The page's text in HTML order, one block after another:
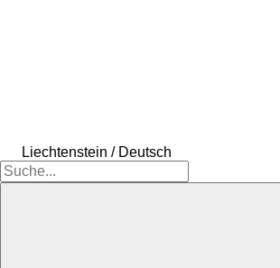
Liechtenstein / Deutsch